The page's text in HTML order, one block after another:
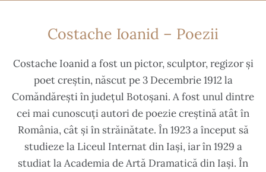
Costache Ioanid – Poezii
Costache Ioanid a fost un pictor, sculptor, regizor și
poet creștin, născut pe 3 Decembrie 1912 la
Comăndărești în judeţul Botoşani. A fost unul dintre
cei mai cunoscuți autori de poezie creștină atât în
România, cât și în străinătate. În 1923 a început să
studieze la Liceul Internat din Iași, iar în 1929 a
studiat la Academia de Artă Dramatică din Iași. În